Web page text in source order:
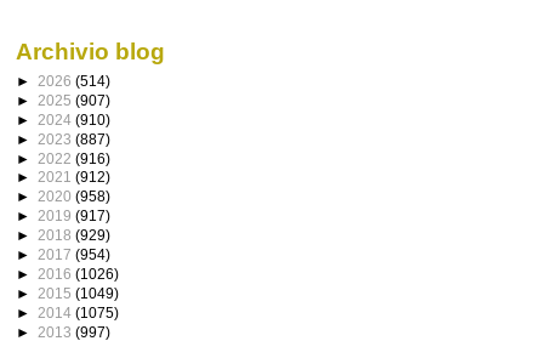
Archivio blog
► 2026 (514)
► 2025 (907)
► 2024 (910)
► 2023 (887)
► 2022 (916)
► 2021 (912)
► 2020 (958)
► 2019 (917)
► 2018 (929)
► 2017 (954)
► 2016 (1026)
► 2015 (1049)
► 2014 (1075)
► 2013 (997)